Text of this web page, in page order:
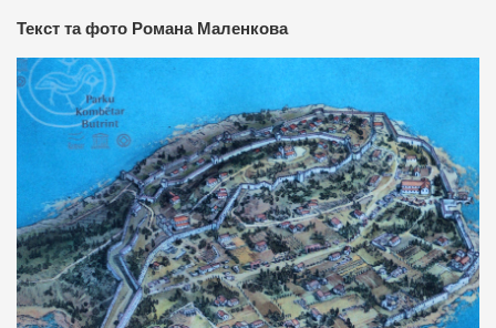
Текст та фото Романа Маленкова